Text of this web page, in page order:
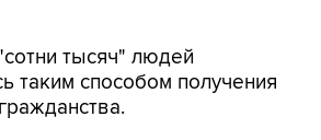
тысяч" людей
таким способом получения